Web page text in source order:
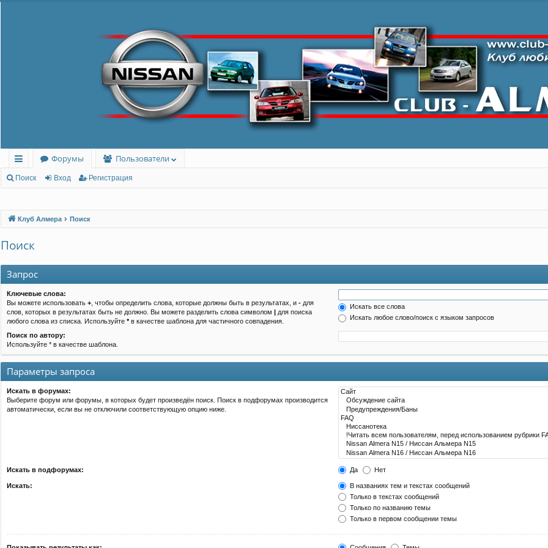
с
лк
Форумы
Пользователи
Поиск Вход Регистрация
Клуб Алмера Поиск
Поиск
Запрос
Ключевые слова:
Вы можете использовать + , чтобы определить слова, которые должны быть в результатах, и - для
слов, которых в результатах быть не должно. Вы можете разделить слова символом | для поиска
любого слова из списка. Используйте *в качестве шаблона для частичного совпадения.
Искать все слова
Искать любое слово/поиск с языком запросов
Поиск по автору:
Используйте * в качестве шаблона.
Параметры запроса
Искать в форумах:
Выберите форум или форумы, в которых будет произведён поиск. Поиск в подфорумах производится
автоматически, если вы не отключили соответствующую опцию ниже.
Искать в подфорумах: Да Нет
Искать:
В названиях тем и текстах сообщений
Только в текстах сообщений
Только по названию темы
Только в первом сообщении темы